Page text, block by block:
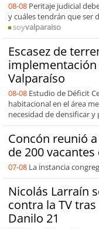
08-08 Peritaje judicial
y cuáles tendrán que ser
soyvalparaiso
Escasez de
implementación
Valparaíso
08-08 Estudio de Déficit
habitacional en el área
necesidad de densificar
Concón reunió
de 200
07-08 La instancia
Nicolás Larraín
contra la TV
Danilo 21